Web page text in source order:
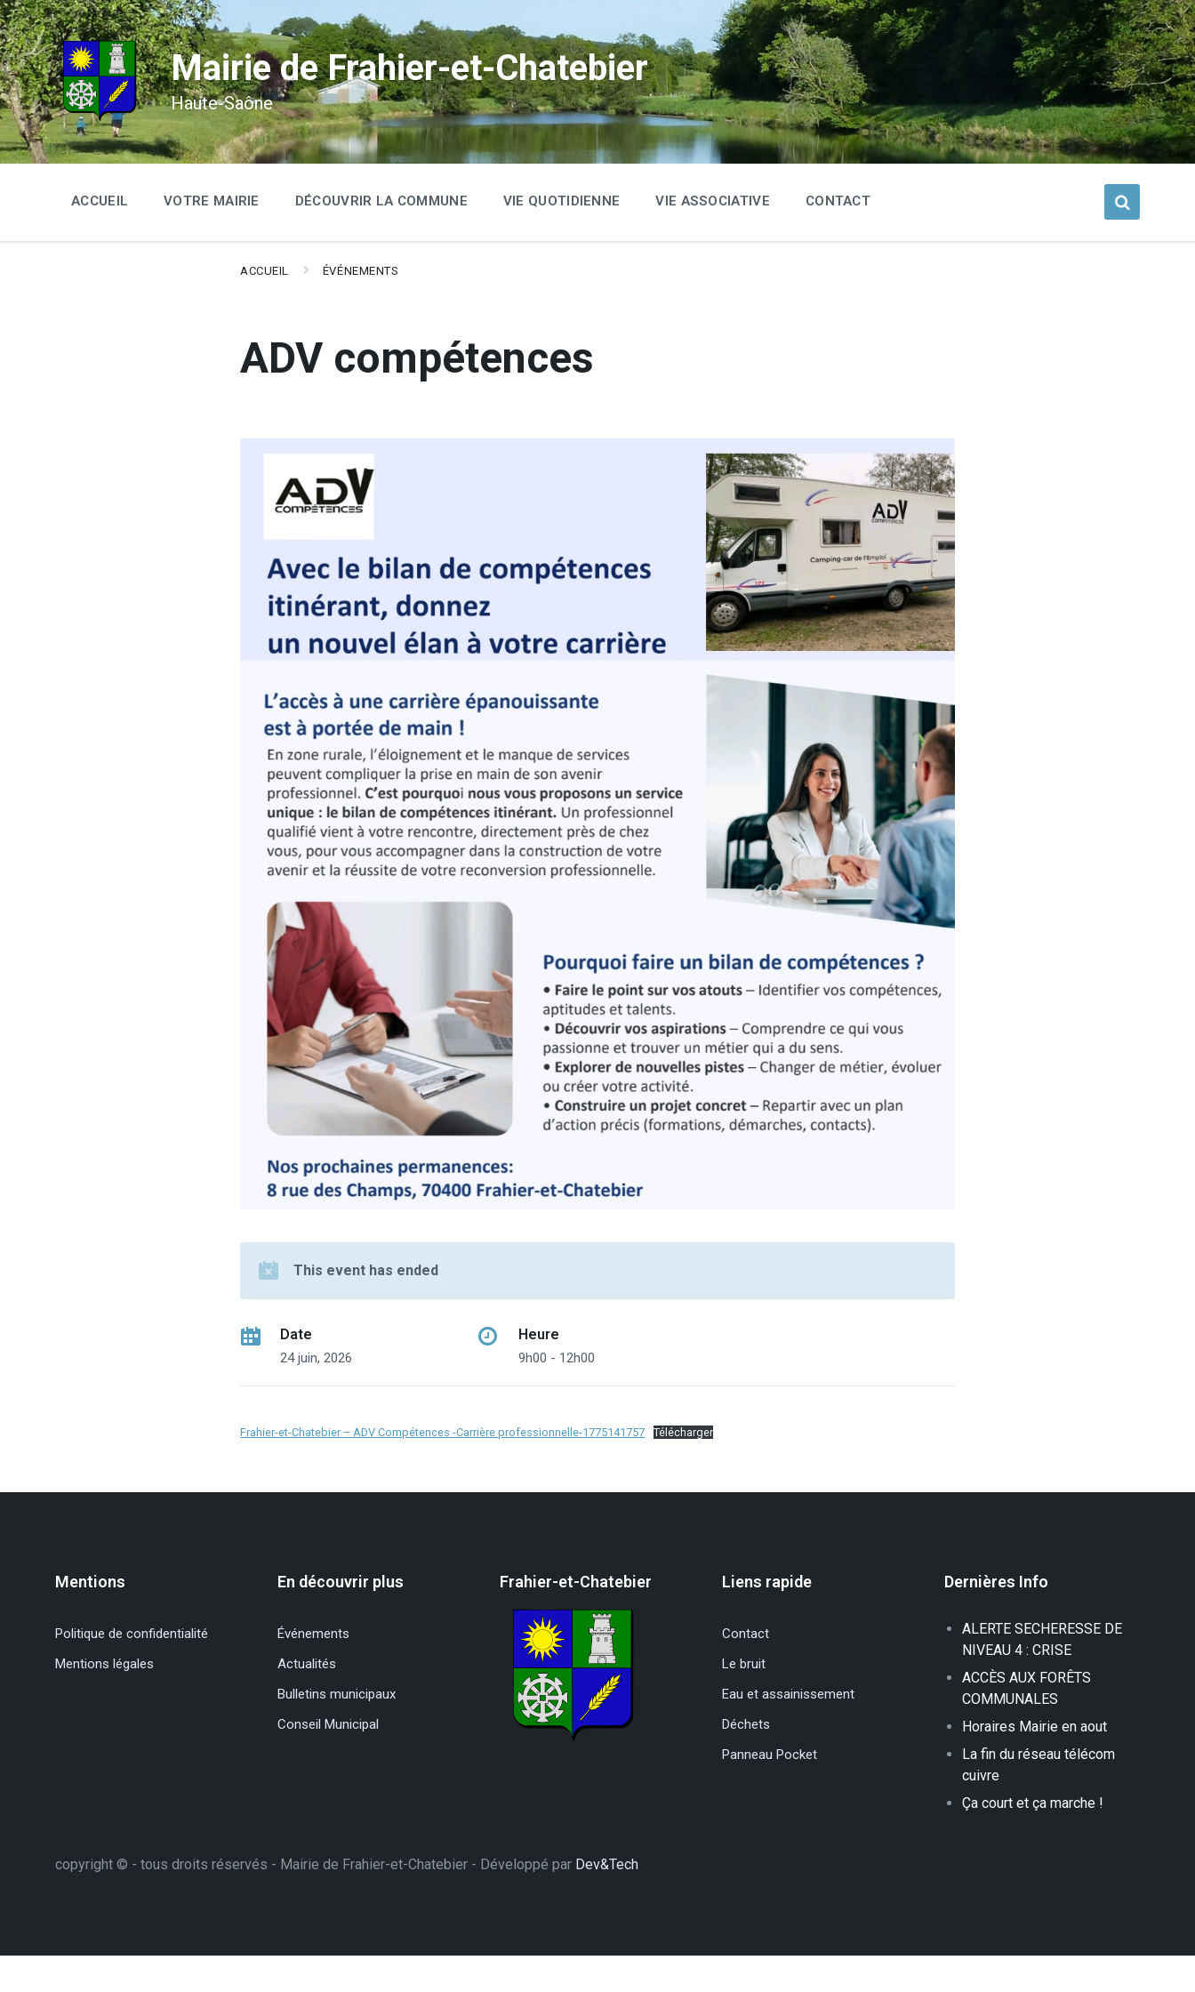
Skip
to
content
Skip
to
main
navigation
Skip
to
footer
Mairie de Frahier-et-Chatebier
Haute-Saône
ACCUEIL VOTRE MAIRIE DÉCOUVRIR LA COMMUNE VIE QUOTIDIENNE VIE ASSOCIATIVE CONTACT
ACCUEIL ÉVÉNEMENTS
ADV compétences
This event has ended
Date
24 juin, 2026
Heure
9h00 - 12h00
Frahier-et-Chatebier – ADV Compétences -Carrière professionnelle-1775141757 Télécharger
Mentions
Politique de confidentialité
Mentions légales
En découvrir plus
Événements
Actualités
Bulletins municipaux
Conseil Municipal
Frahier-et-Chatebier Liens rapide
Contact
Le bruit
Eau et assainissement
Déchets
Panneau Pocket
Dernières Info
ALERTE SECHERESSE DE
NIVEAU 4 : CRISE
ACCÈS AUX FORÊTS
COMMUNALES
Horaires Mairie en aout
La fin du réseau télécom
cuivre
Ça court et ça marche !
copyright © - tous droits réservés - Mairie de Frahier-et-Chatebier - Développé par Dev&Tech